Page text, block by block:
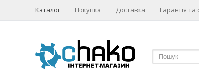
Каталог Покупка Доставка Гарантія та